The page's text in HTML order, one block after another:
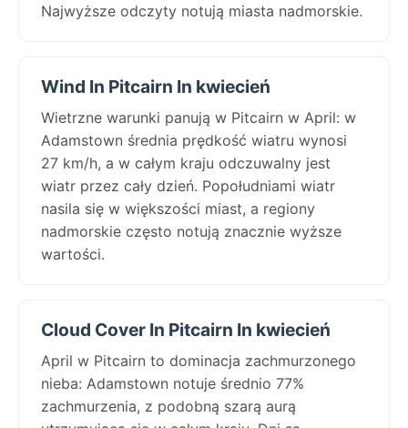
Najwyższe odczyty notują miasta nadmorskie.
Wind In Pitcairn In kwiecień
Wietrzne warunki panują w Pitcairn w April: w
Adamstown średnia prędkość wiatru wynosi
27 km/h, a w całym kraju odczuwalny jest
wiatr przez cały dzień. Popołudniami wiatr
nasila się w większości miast, a regiony
nadmorskie często notują znacznie wyższe
wartości.
Cloud Cover In Pitcairn In kwiecień
April w Pitcairn to dominacja zachmurzonego
nieba: Adamstown notuje średnio 77%
zachmurzenia, z podobną szarą aurą